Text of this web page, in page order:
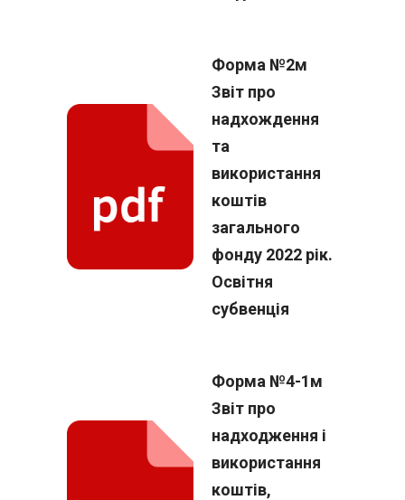
Форма №2м
Звіт про
надхождення
та
використання
коштів
загального
фонду 2022 рік.
Освітня
субвенція
Форма №4-1м
Звіт про
надходження і
використання
коштів,